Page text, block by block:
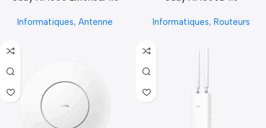
Informatiques, Antenne Informatiques, Routeurs